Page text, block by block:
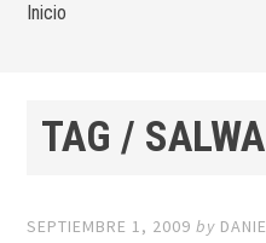
Inicio
TAG /
SEPTIEMBRE 1, 2009 by